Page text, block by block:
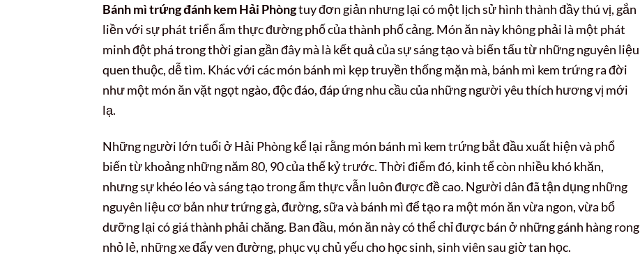
Bánh mì trứng đánh kem Hải Phòngtuy đơn giản nhưng lại có một lịch sử hình thành đầy thú vị, gắn
liền với sự phát triển ẩm thực đường phố của thành phố cảng. Món ăn này không phải là một phát
minh đột phá trong thời gian gần đây mà là kết quả của sự sáng tạo và biến tấu từ những nguyên liệu
quen thuộc, dễ tìm. Khác với các món bánh mì kẹp truyền thống mặn mà, bánh mì kem trứng ra đời
như một món ăn vặt ngọt ngào, độc đáo, đáp ứng nhu cầu của những người yêu thích hương vị mới
lạ.
Những người lớn tuổi ở Hải Phòng kể lại rằng món bánh mì kem trứng bắt đầu xuất hiện và phổ
biến từ khoảng những năm 80, 90 của thế kỷ trước. Thời điểm đó, kinh tế còn nhiều khó khăn,
nhưng sự khéo léo và sáng tạo trong ẩm thực vẫn luôn được đề cao. Người dân đã tận dụng những
nguyên liệu cơ bản như trứng gà, đường, sữa và bánh mì để tạo ra một món ăn vừa ngon, vừa bổ
dưỡng lại có giá thành phải chăng. Ban đầu, món ăn này có thể chỉ được bán ở những gánh hàng rong
nhỏ lẻ, những xe đẩy ven đường, phục vụ chủ yếu cho học sinh, sinh viên sau giờ tan học.